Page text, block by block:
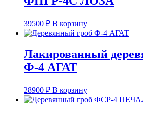
39500 ₽ В корзину
Лакированный
Ф-4 АГАТ
28900 ₽ В корзину